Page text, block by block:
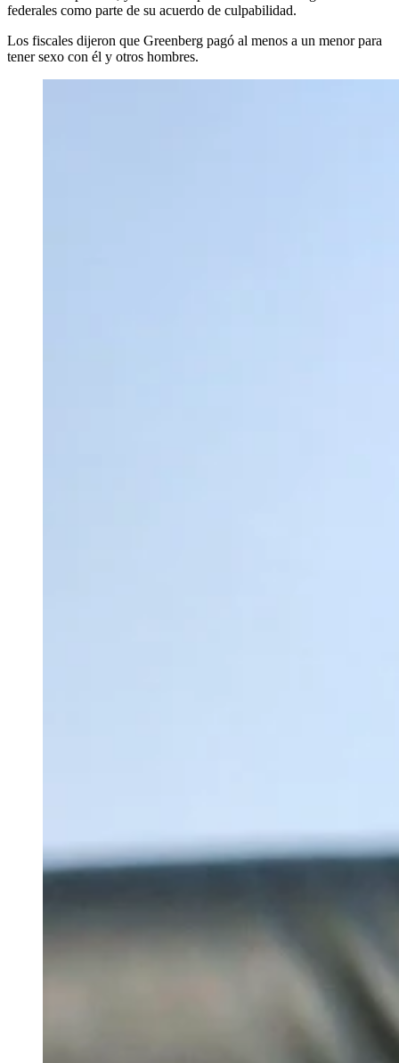
federales como parte de su acuerdo de culpabilidad.
Los fiscales dijeron que Greenberg pagó al menos a un menor para
tener sexo con él y otros hombres.